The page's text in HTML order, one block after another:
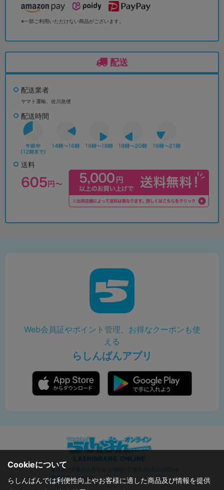
※一部ご利用いただけない商品がございます。
配送
配送業者
ヤマト運輸、佐川急便
配送時間
送料
Web会員証やポイント管理、お得なクーポンも使
える
らしんばんアプリ
東京都公安委員会許可済 古物商許可番号305500206246
株式会社らしんばん
Cookieについて
らしんばんでは利便性向上やお客様に適した商品及び情報を提供